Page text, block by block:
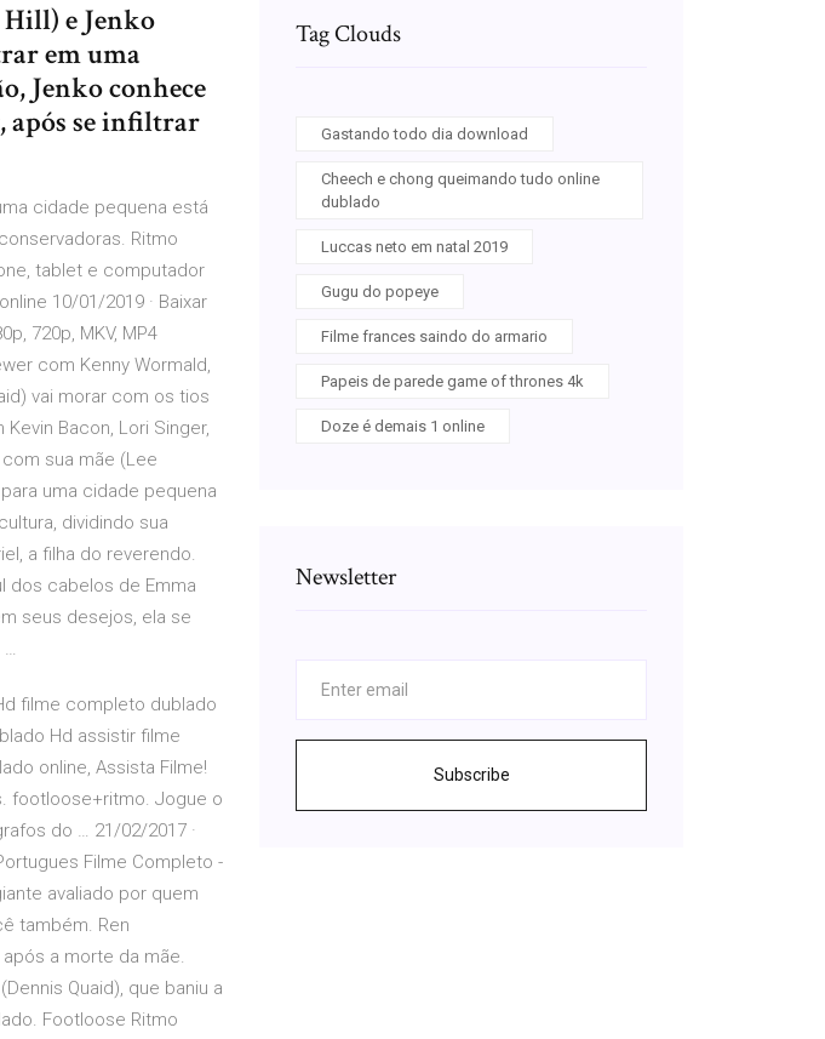
Hill) e Jenko
em uma
Jenko conhece
após se infiltrar
cidade pequena está
Ritmo
tablet e computador
10/01/2019 · Baixar
720p, MKV, MP4
com Kenny Wormald,
vai morar com os tios
Bacon, Lori Singer,
sua mãe (Lee
uma cidade pequena
dividindo sua
a filha do reverendo.
dos cabelos de Emma
seus desejos, ela se
…
filme completo dublado
Hd assistir filme
online, Assista Filme!
footloose+ritmo. Jogue o
do … 21/02/2017 ·
Filme Completo -
avaliado por quem
também. Ren
a morte da mãe.
Quaid), que baniu a
Footloose Ritmo
Tag Clouds
Gastando todo dia download
Cheech e chong queimando tudo online
dublado
Luccas neto em natal 2019
Gugu do popeye
Filme frances saindo do armario
Papeis de parede game of thrones 4k
Doze é demais 1 online
Newsletter
Subscribe